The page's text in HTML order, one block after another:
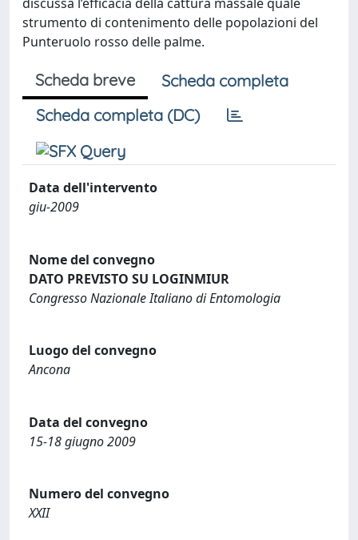
strumento di contenimento delle popolazioni del
Punteruolo rosso delle palme.
Scheda breve
Scheda completa
Scheda completa (DC)
Data dell'intervento
giu-2009
Nome del convegno
DATO PREVISTO SU LOGINMIUR
Congresso Nazionale Italiano di Entomologia
Luogo del convegno
Ancona
Data del convegno
15-18 giugno 2009
Numero del convegno
XXII